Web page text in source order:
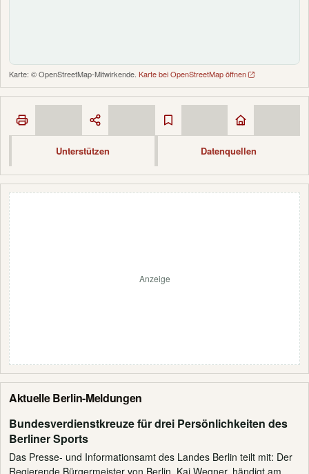
Karte: © OpenStreetMap-Mitwirkende. Karte bei OpenStreetMap öffnen
Unterstützen Datenquellen
Anzeige
Aktuelle Berlin-Meldungen
Bundesverdienstkreuze für drei Persönlichkeiten des
Berliner Sports
Das Presse- und Informationsamt des Landes Berlin teilt mit: Der
Regierende Bürgermeister von Berlin, Kai Wegner, händigt am